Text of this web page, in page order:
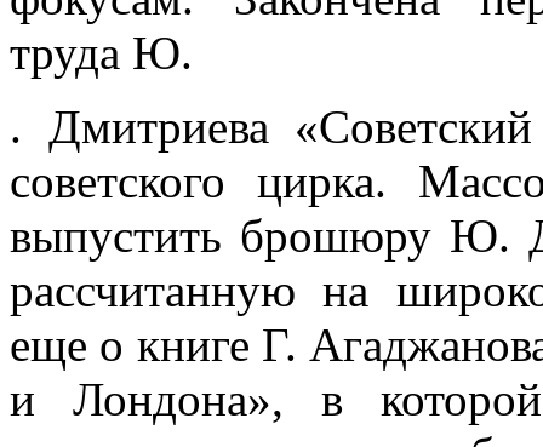
труда Ю.
. Дмитриева
советского цирка.
выпустить брошюру Ю.
рассчитанную на
еще о книге Г.
и Лондона», в которой